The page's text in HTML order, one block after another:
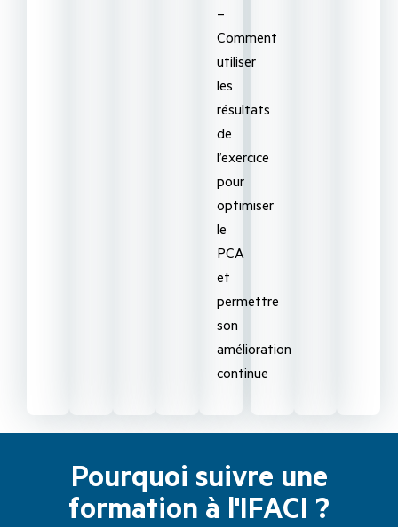
–
Comment
utiliser
les
résultats
de
l’exercice
pour
optimiser
le
PCA
et
permettre
son
amélioration
continue
Pourquoi suivre une
formation à l'IFACI ?